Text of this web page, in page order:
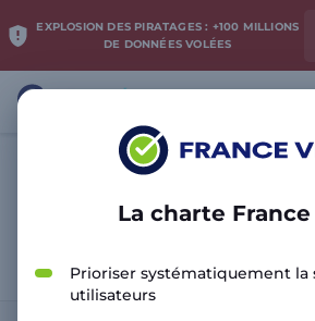
EXPLOSION DES PIRATAGES : +100 MILLIONS
DE DONNÉES VOLÉES
La charte
Prioriser systématiquement la
utilisateurs